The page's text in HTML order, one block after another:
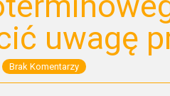
uwagę
Brak Komentarzy